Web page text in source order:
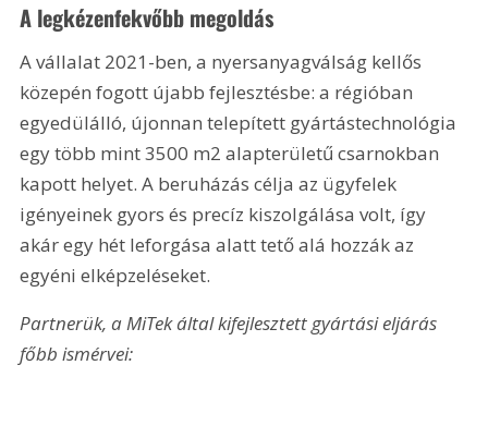
A legkézenfekvőbb megoldás
A vállalat 2021-ben, a nyersanyagválság kellős
közepén fogott újabb fejlesztésbe: a régióban
egyedülálló, újonnan telepített gyártástechnológia
egy több mint 3500 m2 alapterületű csarnokban
kapott helyet. A beruházás célja az ügyfelek
igényeinek gyors és precíz kiszolgálása volt, így
akár egy hét leforgása alatt tető alá hozzák az
egyéni elképzeléseket.
Partnerük, a MiTek által kifejlesztett gyártási eljárás
főbb ismérvei: